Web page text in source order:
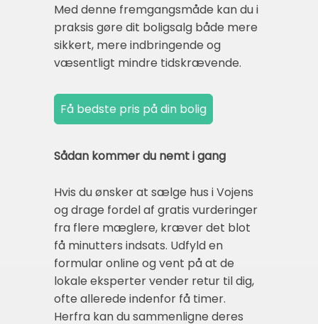
Med denne fremgangsmåde kan du i
praksis gøre dit boligsalg både mere
sikkert, mere indbringende og
væsentligt mindre tidskrævende.
Sådan kommer du nemt i gang
Hvis du ønsker at sælge hus i Vojens
og drage fordel af gratis vurderinger
fra flere mæglere, kræver det blot
få minutters indsats. Udfyld en
formular online og vent på at de
lokale eksperter vender retur til dig,
ofte allerede indenfor få timer.
Herfra kan du sammenligne deres